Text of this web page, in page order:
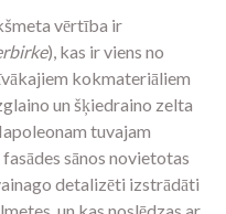
vērtība ir
), kas ir viens no
kokmateriāliem
un šķiedraino zelta
tuvajam
sānos novietotas
detalizēti izstrādāti